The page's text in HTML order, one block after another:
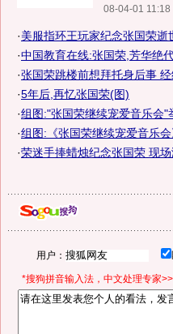
08-04-01 11:18
·美服指环王玩家纪念张国荣逝
·中国教育在线:张国荣,芳华绝
·张国荣跳楼前想拜托身后事 经
·5年后,再忆张国荣(图)
·组图:"张国荣继续宠爱音乐会"
·组图:《张国荣继续宠爱音乐
·荣迷手捧蜡烛纪念张国荣 现场
用户：
*搜狗拼音输入法，中文处理专家>>